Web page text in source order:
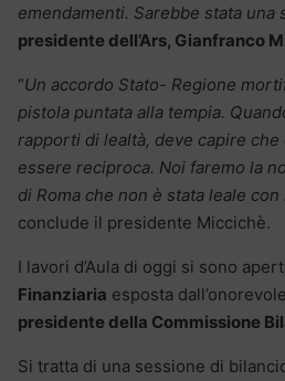
emendamenti. Sarebbe stata una
presidente dell’Ars, Gianfranco
“Un accordo Stato- Regione
pistola puntata alla tempia.
rapporti di lealtà, deve capire che
essere reciproca. Noi faremo la
di Roma che non è stata leale con
conclude il presidente Miccichè.
I lavori d’Aula di oggi si sono
Finanziaria esposta dall’onorevole
presidente della Commissione
Si tratta di una sessione di